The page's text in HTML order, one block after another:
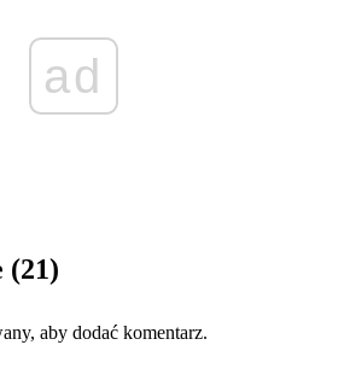
ad
(21)
aby dodać komentarz.